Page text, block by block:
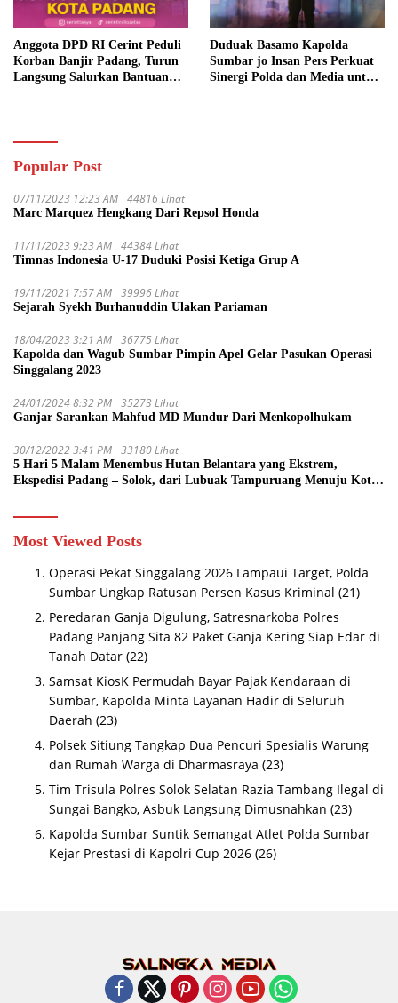
Anggota DPD RI Cerint Peduli
Korban Banjir Padang, Turun
Langsung Salurkan Bantuan
Duduak Basamo Kapolda
Sumbar jo Insan Pers Perkuat
Sinergi Polda dan Media untuk
Popular Post
07/11/2023 12:23 AM 44816 Lihat
Marc Marquez Hengkang Dari Repsol Honda
11/11/2023 9:23 AM 44384 Lihat
Timnas Indonesia U-17 Duduki Posisi Ketiga Grup A
19/11/2021 7:57 AM 39996 Lihat
Sejarah Syekh Burhanuddin Ulakan Pariaman
18/04/2023 3:21 AM 36775 Lihat
Kapolda dan Wagub Sumbar Pimpin Apel Gelar Pasukan Operasi
Singgalang 2023
24/01/2024 8:32 PM 35273 Lihat
Ganjar Sarankan Mahfud MD Mundur Dari Menkopolhukam
30/12/2022 3:41 PM 33180 Lihat
5 Hari 5 Malam Menembus Hutan Belantara yang Ekstrem,
Ekspedisi Padang – Solok, dari Lubuak Tampuruang Menuju Koto
Most Viewed Posts
Operasi Pekat Singgalang 2026 Lampaui Target, Polda
Sumbar Ungkap Ratusan Persen Kasus Kriminal (21)
Peredaran Ganja Digulung, Satresnarkoba Polres
Padang Panjang Sita 82 Paket Ganja Kering Siap Edar di
Tanah Datar (22)
Samsat KiosK Permudah Bayar Pajak Kendaraan di
Sumbar, Kapolda Minta Layanan Hadir di Seluruh
Daerah (23)
Polsek Sitiung Tangkap Dua Pencuri Spesialis Warung
dan Rumah Warga di Dharmasraya (23)
Tim Trisula Polres Solok Selatan Razia Tambang Ilegal di
Sungai Bangko, Asbuk Langsung Dimusnahkan (23)
Kapolda Sumbar Suntik Semangat Atlet Polda Sumbar
Kejar Prestasi di Kapolri Cup 2026 (26)